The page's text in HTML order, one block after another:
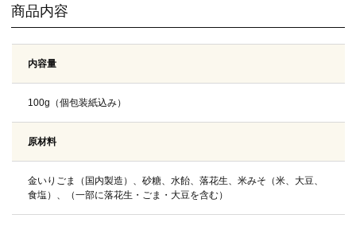
商品内容
内容量
100g（個包装紙込み）
原材料
金いりごま（国内製造）、砂糖、水飴、落花生、米みそ（米、大豆、
食塩）、（一部に落花生・ごま・大豆を含む）